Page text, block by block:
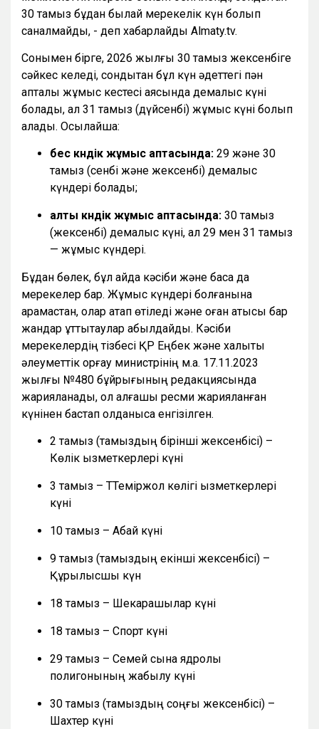
30 тамыз бұдан былай мерекелік күн болып
саналмайды, - деп хабарлайды Almaty.tv.
Сонымен бірге, 2026 жылғы 30 тамыз жексенбіге
сәйкес келеді, сондықтан бұл күн әдеттегі пән
апталық жұмыс кестесі аясында демалыс күні
болады, ал 31 тамыз (дүйсенбі) жұмыс күні болып
қалады. Осылайша:
бес күндік жұмыс аптасында: 29 және 30
тамыз (сенбі және жексенбі) демалыс
күндері болады;
алты күндік жұмыс аптасында: 30 тамыз
(жексенбі) демалыс күні, ал 29 мен 31 тамыз
— жұмыс күндері.
Бұдан бөлек, бұл айда кәсіби және басқа да
мерекелер бар. Жұмыс күндері болғанына
қарамастан, олар атап өтіледі және оған қатысы бар
жандар құттықтаулар қабылдайды. Кәсіби
мерекелердің тізбесі ҚР Еңбек және халықты
әлеуметтік қорғау министрінің м.а. 17.11.2023
жылғы №480 бұйрығының редакциясында
жарияланады, ол алғашқы ресми жарияланған
күнінен бастап қолданысқа енгізілген.
2 тамыз (тамыздың бірінші жексенбісі) –
Көлік қызметкерлері күні
3 тамыз – ТТеміржол көлігі қызметкерлері
күні
10 тамыз – Абай күні
9 тамыз (тамыздың екінші жексенбісі) –
Құрылысшы күн
18 тамыз – Шекарашылар күні
18 тамыз – Спорт күні
29 тамыз – Семей сынақ ядролық
полигонының жабылу күні
30 тамыз (тамыздың соңғы жексенбісі) –
Шахтер күні